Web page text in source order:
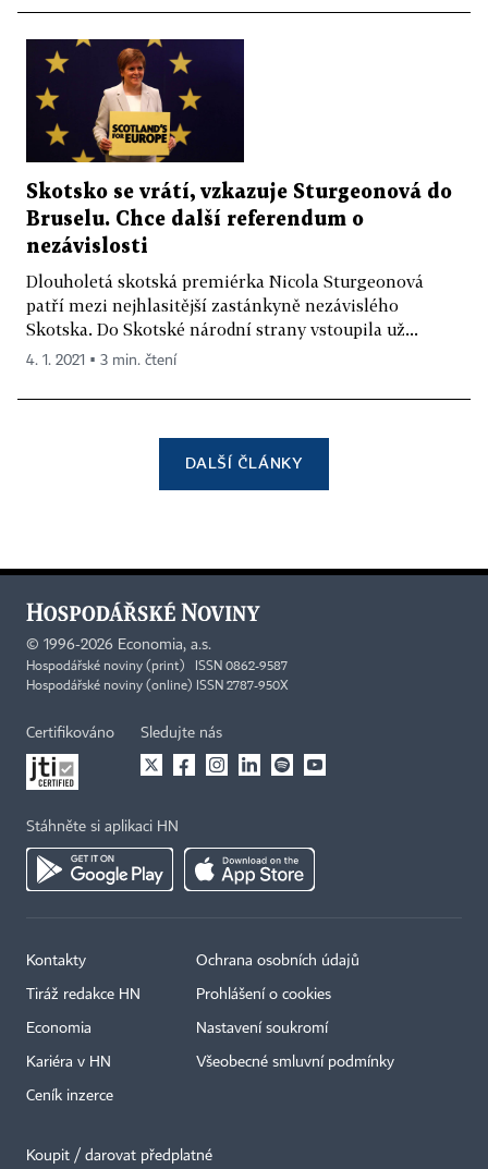
Skotsko se vrátí, vzkazuje Sturgeonová do
Bruselu. Chce další referendum o
nezávislosti
Dlouholetá skotská premiérka Nicola Sturgeonová
patří mezi nejhlasitější zastánkyně nezávislého
Skotska. Do Skotské národní strany vstoupila už...
4. 1. 2021 ▪ 3 min. čtení
DALŠÍ ČLÁNKY
© 1996-2026 Economia, a.s.
Hospodářské noviny (print) ISSN 0862-9587
Hospodářské noviny (online) ISSN 2787-950X
Certifikováno Sledujte nás
Stáhněte si aplikaci HN
Kontakty
Tiráž redakce HN
Economia
Kariéra v HN
Ceník inzerce
Ochrana osobních údajů
Prohlášení o cookies
Nastavení soukromí
Všeobecné smluvní podmínky
Koupit / darovat předplatné